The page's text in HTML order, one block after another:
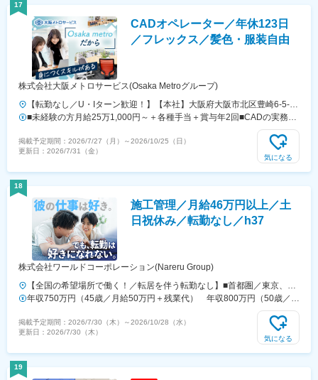
た表記です。
17
CADオペレーター／年休123日
／フレックス／髪色・服装自由
株式会社大阪メトロサービス(Osaka Metroグループ)
【転勤なし／U・Iターン歓迎！】【本社】大阪府大阪市北区豊崎6-5-8※
受動喫煙対策：あり（オフィス内禁煙）
■未経験の方月給25万1,000円～＋各種手当＋賞与年2回■CADの実務経
験がある方月給28万1,000円～47万1000円＋各種手当＋賞与年2回※給
与は経験・スキルなどを考慮の上、最終的に決定します※残業代は全額
支給します【年収例】年収752万円／1級建築士の有資格者／50代年収
掲載予定期間： 2026/7/27（月） ～2026/10/25（日）
更新日： 2026/7/31（金）
気になる
18
施工管理／月給46万円以上／土
日祝休み／転勤なし／h37
株式会社ワールドコーポレーション(Nareru Group)
【全国の希望場所で働く！／転居を伴う転勤なし】■首都圏／東京、神
奈川、埼玉、千葉■関東／茨城、栃木、群馬、山梨■関西／大阪、兵
庫、京都、奈良、和歌山、滋賀■中部／愛知、岐阜、三重、静岡■北信
越／新潟、富山、石川、福井、長野■北海道・東北／北海道、青森、秋
田、岩手、宮城、福島、山形■中四国／鳥取、島根、岡山、広島、山
年収750万円（45歳／月給50万円＋残業代） 年収800万円（50歳／月
掲載予定期間： 2026/7/30（木） ～2026/10/28（水）
更新日： 2026/7/30（木）
気になる
19